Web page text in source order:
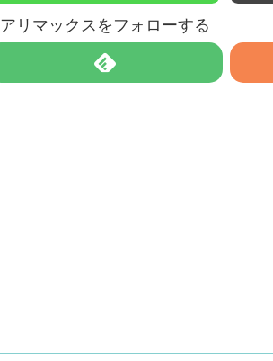
アリマックスをフォローする